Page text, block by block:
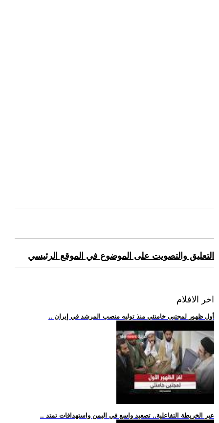
التعليق والتصويت على الموضوع في الموقع الرئيسي
اخر الافلام
.. أول ظهور لمجتبى خامنئي منذ توليه منصب المرشد في إيران
.. عبر الخريطة التفاعلية.. تصعيد واسع في اليمن واستهدافات تمتد